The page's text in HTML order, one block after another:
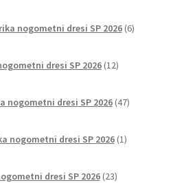
nogometni dresi SP 2026 6izdelkov
dresi SP 2026 12izdelkov
nogometni dresi SP 2026 47izdelkov
nogometni dresi SP 2026 1izdelek
dresi SP 2026 23